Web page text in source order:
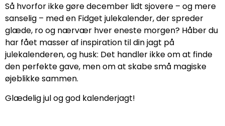
Så hvorfor ikke gøre december lidt sjovere – og mere
sanselig – med en Fidget julekalender, der spreder
glæde, ro og nærvær hver eneste morgen? Håber du
har fået masser af inspiration til din jagt på
julekalenderen, og husk: Det handler ikke om at finde
den perfekte gave, men om at skabe små magiske
øjeblikke sammen.
Glædelig jul og god kalenderjagt!